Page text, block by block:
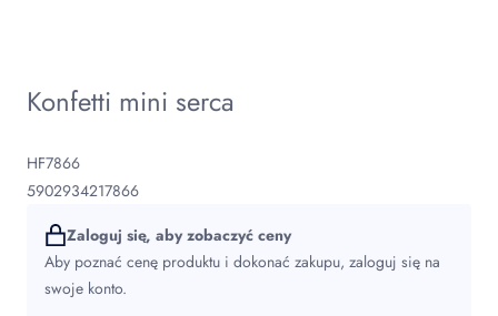
Konfetti mini serca
HF7866
5902934217866
Zaloguj się, aby zobaczyć ceny
Aby poznać cenę produktu i dokonać zakupu, zaloguj się na
swoje konto.